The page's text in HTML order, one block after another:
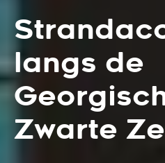
langs de
Zwarte